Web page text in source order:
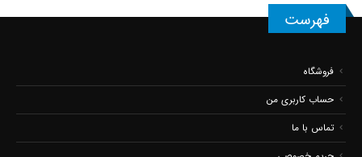
فهرست
فروشگاه
حساب کاربری من
تماس با ما